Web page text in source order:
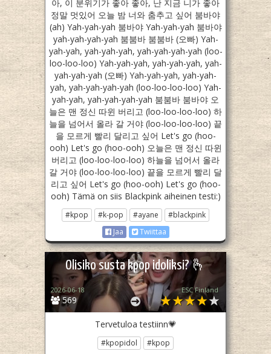
아, 이 분위기가 좋아 좋아, 난 지금 니가 좋아
정말 멋있어 오늘 밤 너와 춤추고 싶어 붐바야
(ah) Yah-yah-yah 붐바야 Yah-yah-yah 붐바야
yah-yah-yah-yah 붐붐바 붐붐바 (오빠) Yah-
yah-yah, yah-yah-yah, yah-yah-yah-yah (loo-
loo-loo-loo) Yah-yah-yah, yah-yah-yah, yah-
yah-yah-yah (오빠) Yah-yah-yah, yah-yah-
yah, yah-yah-yah-yah (loo-loo-loo-loo) Yah-
yah-yah, yah-yah-yah-yah 붐붐바 붐바야 오
늘은 맨 정신 따윈 버리고 (loo-loo-loo-loo) 하
늘을 넘어서 올라 갈 거야 (loo-loo-loo-loo) 끝
을 모르게 빨리 달리고 싶어 Let's go (hoo-
ooh) Let's go (hoo-ooh) 오늘은 맨 정신 따윈
버리고 (loo-loo-loo-loo) 하늘을 넘어서 올라
갈 거야 (loo-loo-loo-loo) 끝을 모르게 빨리 달
리고 싶어 Let's go (hoo-ooh) Let's go (hoo-
ooh) Tämä on siis Blackpink aiheinen testi:)
#kpop #k-pop #ayane
#blackpink
Jaa
Twiittaa
Olisiko susta kpop idoliksi? 🫰
569
2026-06-18 ESC Finland
Tervetuloa testiinn💗
#kpopidol #kpop